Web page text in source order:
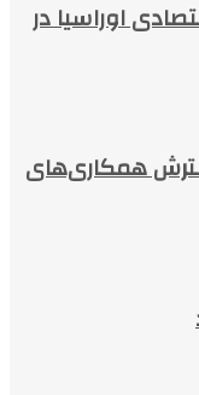
اوراسیا در
همکاری‌های